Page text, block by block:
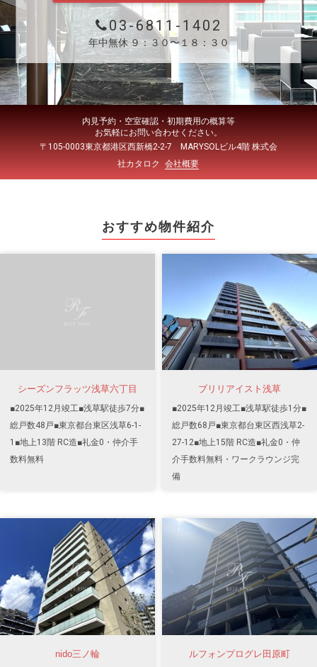
03-6811-1402
年中無休 ９：３０〜１８：３０
内見予約・空室確認・初期費用の概算等
お気軽にお問い合わせください。
〒105-0003東京都港区西新橋2-2-7 MARYSOLビル4階 株式会
社カタロク
会社概要
おすすめ物件紹介
シーズンフラッツ浅草六丁目
■2025年12月竣工■浅草駅徒歩7分■
総戸数48戸■東京都台東区浅草6-1-
1■地上13階 RC造■礼金0・仲介手
数料無料
ブリリアイスト浅草
■2025年12月竣工■浅草駅徒歩1分■
総戸数68戸■東京都台東区西浅草2-
27-12■地上15階 RC造■礼金0・仲
介手数料無料・ワークラウンジ完
備
nido三ノ輪 ルフォンプログレ田原町